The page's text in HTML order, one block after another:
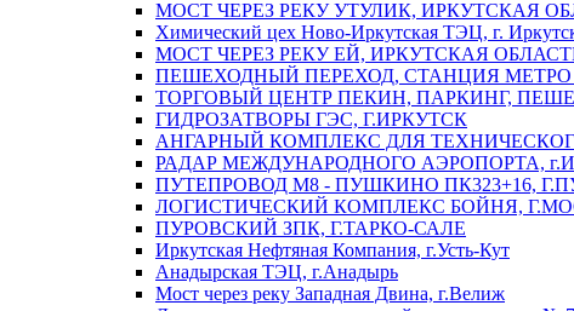
МОСТ ЧЕРЕЗ РЕКУ УТУЛИК, ИРКУТСКАЯ
Химический цех Ново-Иркутская ТЭЦ, г.
МОСТ ЧЕРЕЗ РЕКУ ЕЙ, ИРКУТСКАЯ
ПЕШЕХОДНЫЙ ПЕРЕХОД, СТАНЦИЯ
ТОРГОВЫЙ ЦЕНТР ПЕКИН, ПАРКИНГ,
ГИДРОЗАТВОРЫ ГЭС, Г.ИРКУТСК
АНГАРНЫЙ КОМПЛЕКС ДЛЯ
РАДАР МЕЖДУНАРОДНОГО АЭРОПОРТА,
ПУТЕПРОВОД М8 - ПУШКИНО ПК323+16,
ЛОГИСТИЧЕСКИЙ КОМПЛЕКС БОЙНЯ,
ПУРОВСКИЙ ЗПК, Г.ТАРКО-САЛЕ
Иркутская Нефтяная Компания, г.Усть-Кут
Анадырская ТЭЦ, г.Анадырь
Мост через реку Западная Двина, г.Велиж